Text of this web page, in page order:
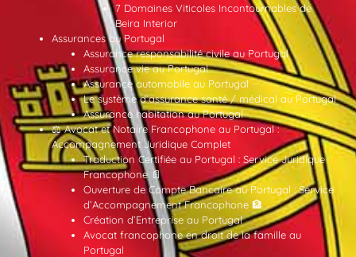
7 Domaines Viticoles Incontournables de
Beira Interior
Assurances au Portugal
Assurance responsabilité civile au Portugal
Assurance vie au Portugal
Assurance automobile au Portugal
Le système d’assurance santé / médical au Portugal
Assurance habitation au Portugal
⚖️ Avocat et Notaire Francophone au Portugal :
Accompagnement Juridique Complet
Traduction Certifiée au Portugal : Service Juridique
Francophone 📄
Ouverture de Compte Bancaire au Portugal : Service
d’Accompagnement Francophone 🏦
Création d’Entreprise au Portugal
Avocat francophone en droit de la famille au
Portugal